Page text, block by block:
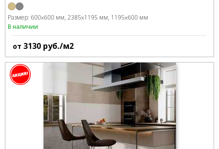
Размер: 600x600 мм 2385x1195 мм 1195x600 мм
В наличии
от 3130 руб./м2